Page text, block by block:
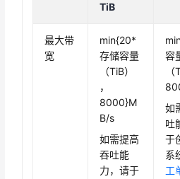
TiB
最大带
宽
min{20*
存储容量
（TiB）
，
8000}M
B/s
如需提高
吞吐能
力，请于
容
如
吐
于
系
工